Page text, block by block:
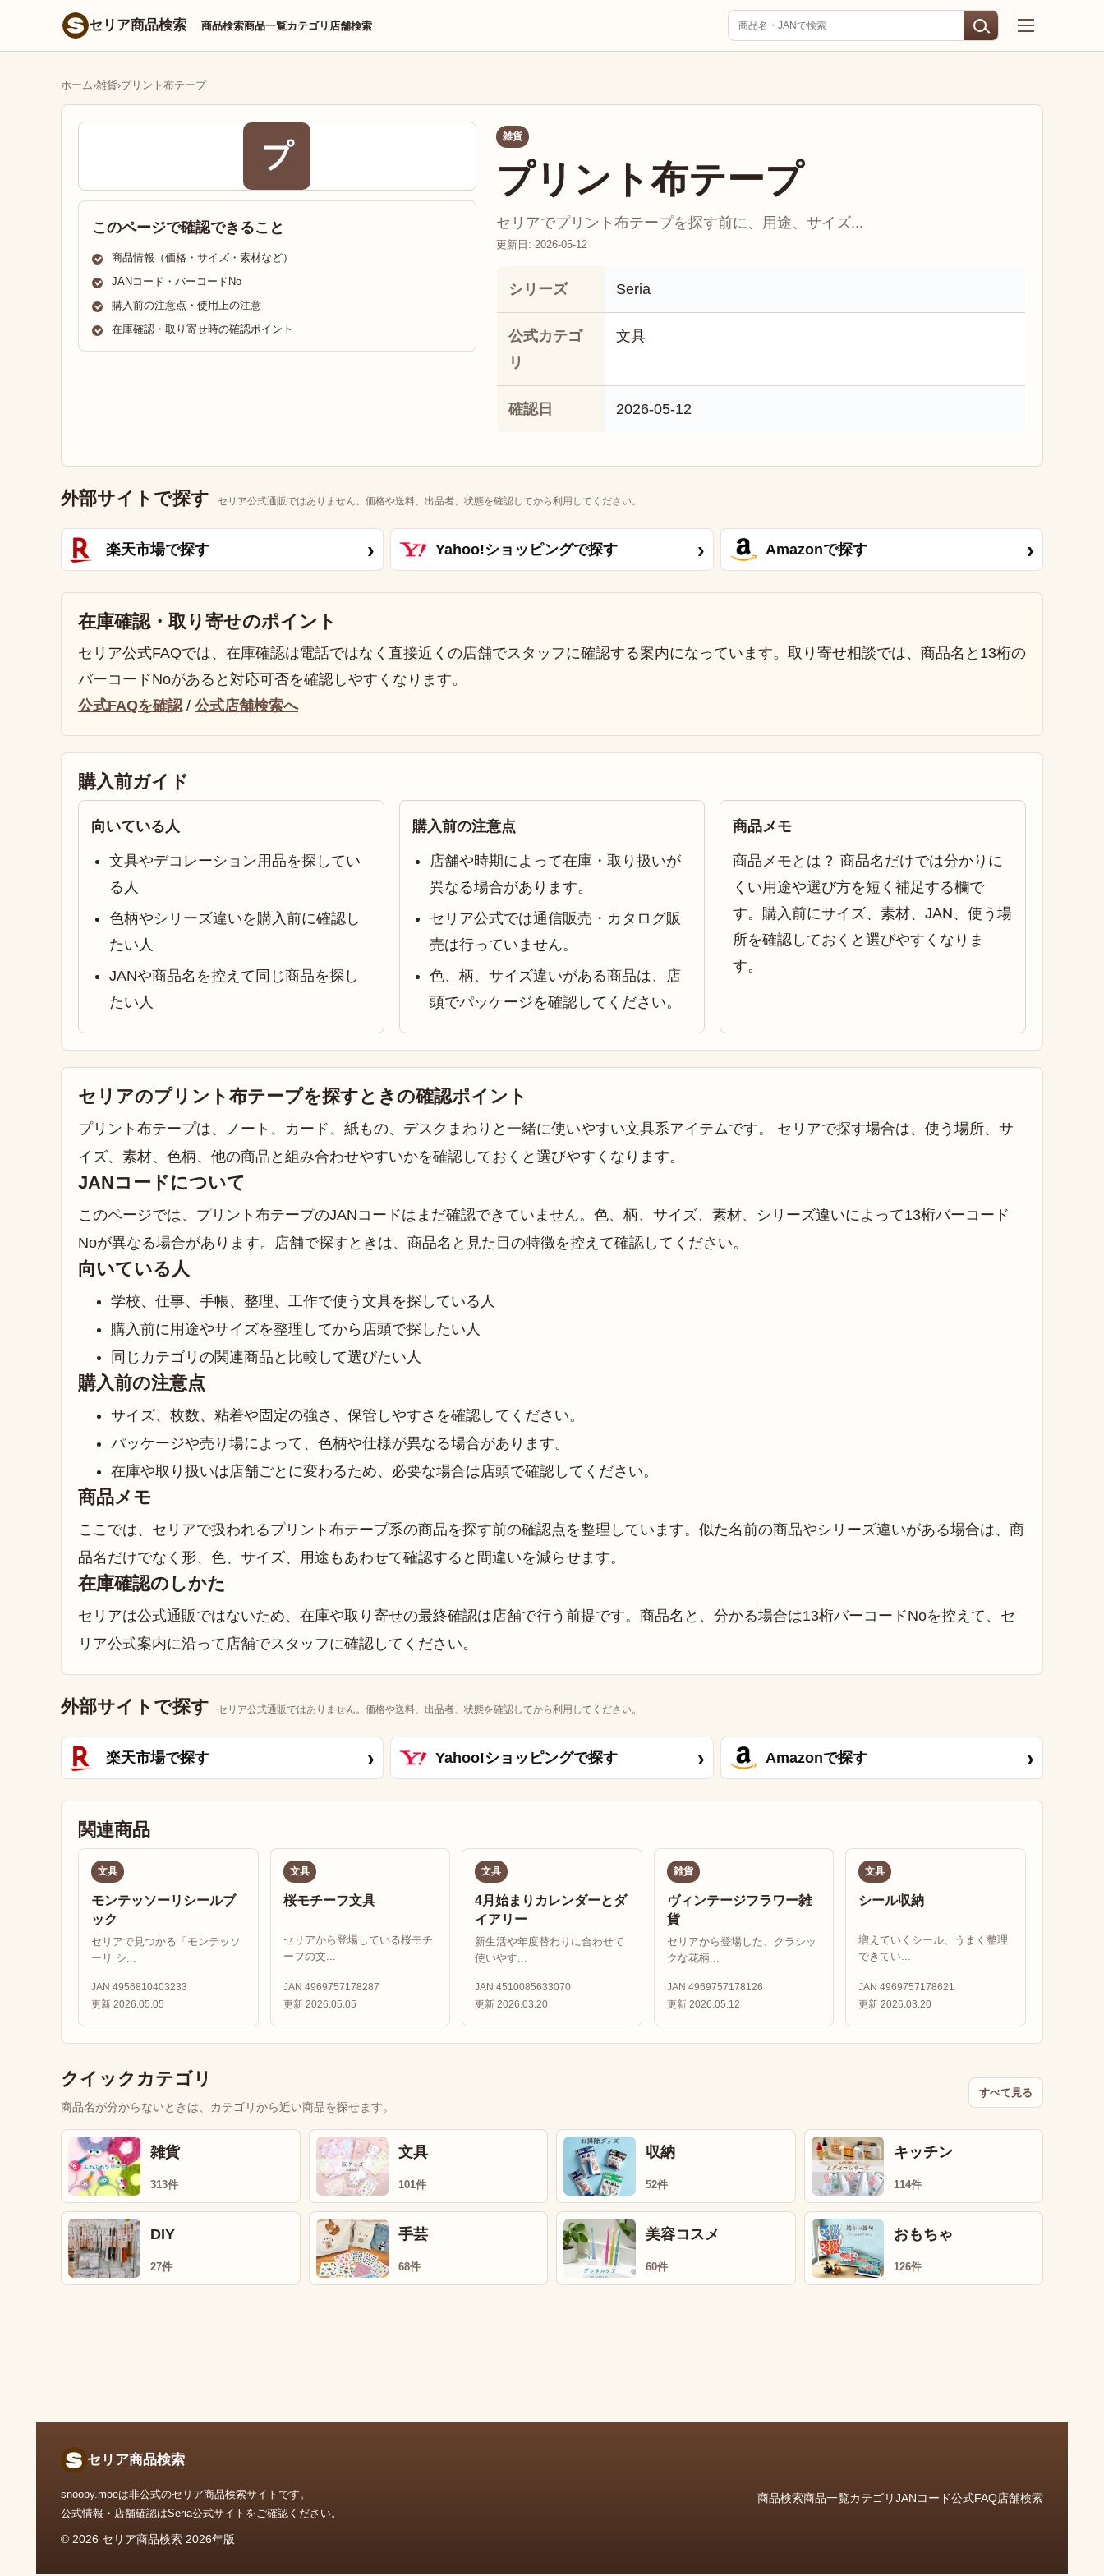
セリア商品検索 商品検索商品一覧カテゴリ 店舗検索
ホーム›雑貨›プリント布テープ
プ
このページで確認できること
商品情報（価格・サイズ・素材など）
JANコード・バーコードNo
購入前の注意点・使用上の注意
在庫確認・取り寄せ時の確認ポイント
雑貨
プリント布テープ
セリアでプリント布テープを探す前に、用途、サイズ...
更新日: 2026-05-12
シリーズ Seria
公式カテゴ
リ
文具
確認日 2026-05-12
外部サイトで探す セリア公式通販ではありません。価格や送料、出品者、状態を確認してから利用してください。
楽天市場で探す › Yahoo!ショッピングで探す › Amazonで探す ›
在庫確認・取り寄せのポイント
セリア公式FAQでは、在庫確認は電話ではなく直接近くの店舗でスタッフに確認する案内になっています。取り寄せ相談では、商品名と13桁の
バーコードNoがあると対応可否を確認しやすくなります。
公式FAQを確認/ 公式店舗検索へ
購入前ガイド
向いている人
文具やデコレーション用品を探してい
る人
色柄やシリーズ違いを購入前に確認し
たい人
JANや商品名を控えて同じ商品を探し
たい人
購入前の注意点
店舗や時期によって在庫・取り扱いが
異なる場合があります。
セリア公式では通信販売・カタログ販
売は行っていません。
色、柄、サイズ違いがある商品は、店
頭でパッケージを確認してください。
商品メモ
商品メモとは？ 商品名だけでは分かりに
くい用途や選び方を短く補足する欄で
す。購入前にサイズ、素材、JAN、使う場
所を確認しておくと選びやすくなりま
す。
セリアのプリント布テープを探すときの確認ポイント
プリント布テープは、ノート、カード、紙もの、デスクまわりと一緒に使いやすい文具系アイテムです。 セリアで探す場合は、使う場所、サ
イズ、素材、色柄、他の商品と組み合わせやすいかを確認しておくと選びやすくなります。
JANコードについて
このページでは、プリント布テープのJANコードはまだ確認できていません。色、柄、サイズ、素材、シリーズ違いによって13桁バーコード
Noが異なる場合があります。店舗で探すときは、商品名と見た目の特徴を控えて確認してください。
向いている人
学校、仕事、手帳、整理、工作で使う文具を探している人
購入前に用途やサイズを整理してから店頭で探したい人
同じカテゴリの関連商品と比較して選びたい人
購入前の注意点
サイズ、枚数、粘着や固定の強さ、保管しやすさを確認してください。
パッケージや売り場によって、色柄や仕様が異なる場合があります。
在庫や取り扱いは店舗ごとに変わるため、必要な場合は店頭で確認してください。
商品メモ
ここでは、セリアで扱われるプリント布テープ系の商品を探す前の確認点を整理しています。似た名前の商品やシリーズ違いがある場合は、商
品名だけでなく形、色、サイズ、用途もあわせて確認すると間違いを減らせます。
在庫確認のしかた
セリアは公式通販ではないため、在庫や取り寄せの最終確認は店舗で行う前提です。商品名と、分かる場合は13桁バーコードNoを控えて、セ
リア公式案内に沿って店舗でスタッフに確認してください。
外部サイトで探す セリア公式通販ではありません。価格や送料、出品者、状態を確認してから利用してください。
楽天市場で探す › Yahoo!ショッピングで探す › Amazonで探す ›
関連商品
文具
モンテッソーリシールブ
ック
セリアで見つかる「モンテッソ
ーリ シ...
JAN 4956810403233
更新 2026.05.05
文具
桜モチーフ文具
セリアから登場している桜モチ
ーフの文...
JAN 4969757178287
更新 2026.05.05
文具
4月始まりカレンダーとダ
イアリー
新生活や年度替わりに合わせて
使いやす...
JAN 4510085633070
更新 2026.03.20
雑貨
ヴィンテージフラワー雑
貨
セリアから登場した、クラシッ
クな花柄...
JAN 4969757178126
更新 2026.05.12
文具
シール収納
増えていくシール、うまく整理
できてい...
JAN 4969757178621
更新 2026.03.20
クイックカテゴリ
商品名が分からないときは、カテゴリから近い商品を探せます。
すべて見る
雑貨
313件
文具
101件
収納
52件
キッチン
114件
DIY
27件
手芸
68件
美容コスメ
60件
おもちゃ
126件
セリア商品検索
snoopy.moeは非公式のセリア商品検索サイトです。
公式情報・店舗確認はSeria公式サイトをご確認ください。
© 2026 セリア商品検索 2026年版
商品検索商品一覧カテゴリJANコード公式FAQ店舗検索